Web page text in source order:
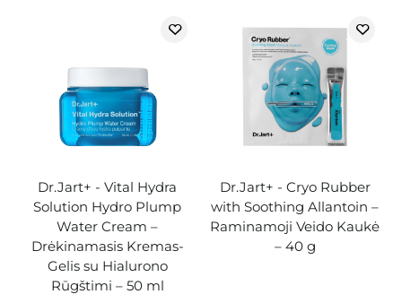
Dr.Jart+ - Vital Hydra
Solution Hydro Plump
Water Cream –
Drėkinamasis Kremas-
Gelis su Hialurono
Rūgštimi – 50 ml
Dr.Jart+ - Cryo Rubber
with Soothing Allantoin –
Raminamoji Veido Kaukė
– 40 g